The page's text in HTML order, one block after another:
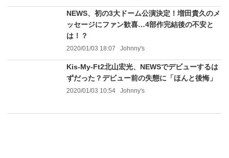
NEWS、初の3大ドーム公演決定！増田貴久のメ
ッセージにファン歓喜…4部作完結後の不安と
は！？
2020/01/03 18:07 Johnny's
Kis-My-Ft2北山宏光、NEWSでデビューするは
ずだった？デビュー前の失態に「ほんと後悔」
2020/01/03 10:54 Johnny's